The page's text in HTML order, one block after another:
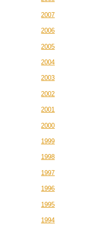
2007
2006
2005
2004
2003
2002
2001
2000
1999
1998
1997
1996
1995
1994